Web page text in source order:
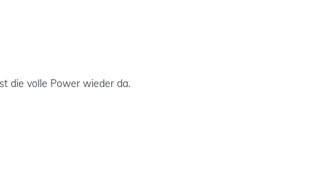
die volle Power wieder da.